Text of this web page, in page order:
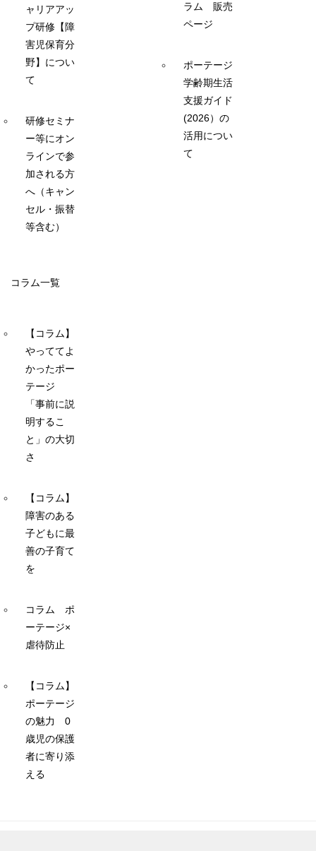
ャリアアッ
プ研修【障
害児保育分
野】につい
て
研修セミナ
ー等にオン
ラインで参
加される方
へ（キャン
セル・振替
等含む）
ラム 販売
ページ
ポーテージ
学齢期生活
支援ガイド
(2026）の
活用につい
て
コラム一覧
【コラム】
やっててよ
かったポー
テージ
「事前に説
明するこ
と」の大切
さ
【コラム】
障害のある
子どもに最
善の子育て
を
コラム ポ
ーテージ×
虐待防止
【コラム】
ポーテージ
の魅力 0
歳児の保護
者に寄り添
える